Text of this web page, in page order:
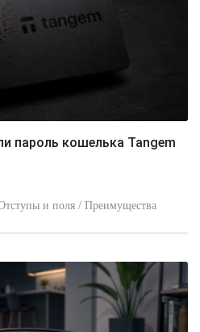
и поля / Преимущества